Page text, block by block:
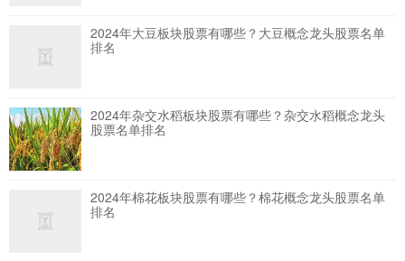
2024年大豆板块股票有哪些？大豆概念龙头股票名单
排名
2024年杂交水稻板块股票有哪些？杂交水稻概念龙头
股票名单排名
2024年棉花板块股票有哪些？棉花概念龙头股票名单
排名